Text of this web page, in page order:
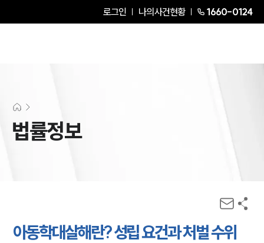
로그인 나의사건현황 1660-0124
법률정보
아동학대살해란? 성립 요건과 처벌 수위